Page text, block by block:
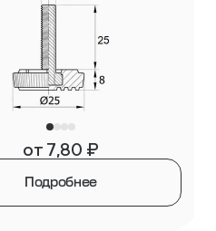
от 7,80 ₽
Подробнее